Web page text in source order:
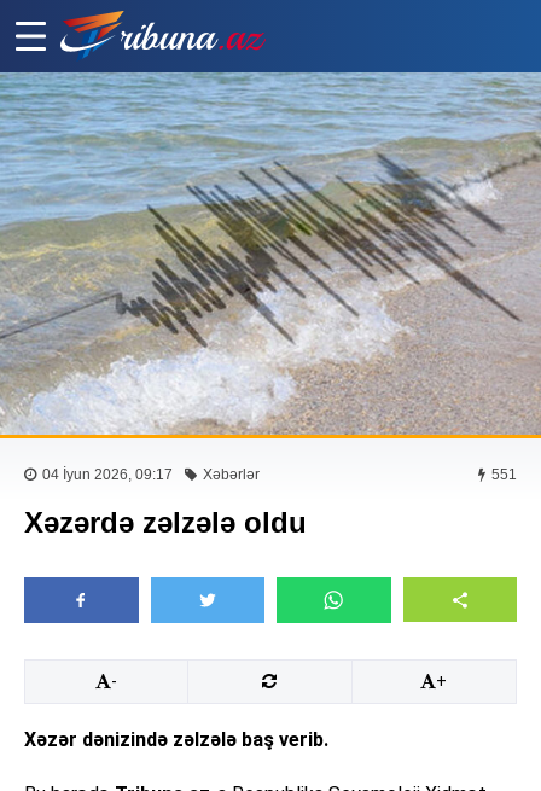
04 İyun 2026, 09:17 Xəbərlər 551
Xəzərdə zəlzələ oldu
- +
Xəzər dənizində zəlzələ baş verib.